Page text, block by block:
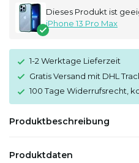
Dieses Produkt ist
iPhone 13 Pro Max
1-2 Werktage Lieferzeit
Gratis Versand mit DHL
100 Tage Widerrufsrecht,
Produktbeschreibung
Produktdaten